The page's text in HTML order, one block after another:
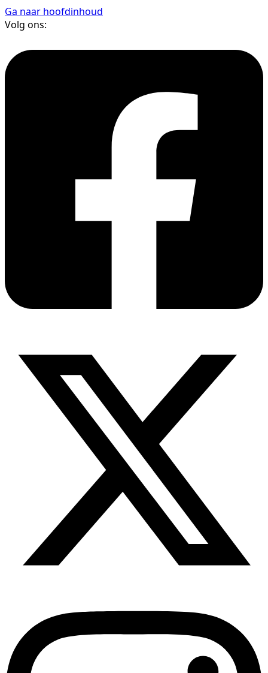
Ga naar hoofdinhoud
Volg ons: